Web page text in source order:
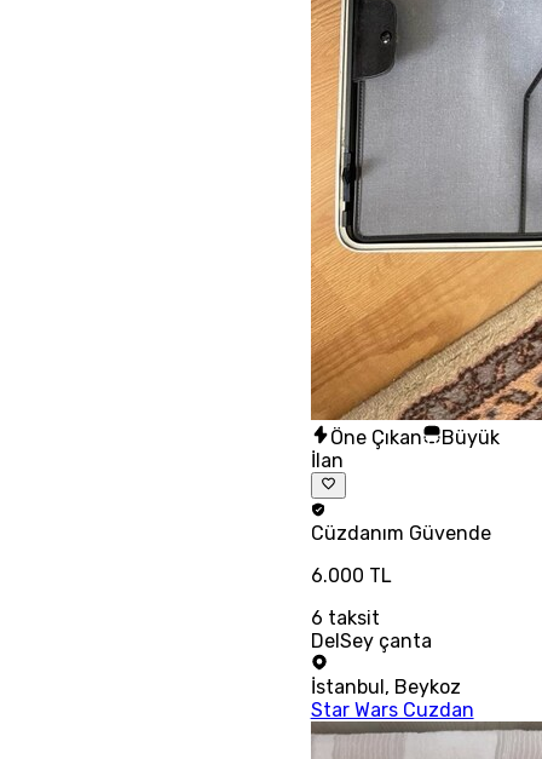
Öne Çıkan
Büyük
İlan
Cüzdanım Güvende
6.000 TL
6 taksit
DelSey çanta
İstanbul , Beykoz
Star Wars Cuzdan